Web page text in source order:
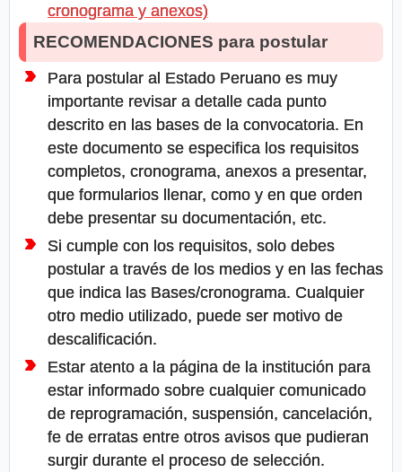
cronograma y anexos)
RECOMENDACIONES para postular
Para postular al Estado Peruano es muy
importante revisar a detalle cada punto
descrito en las bases de la convocatoria. En
este documento se especifica los requisitos
completos, cronograma, anexos a presentar,
que formularios llenar, como y en que orden
debe presentar su documentación, etc.
Si cumple con los requisitos, solo debes
postular a través de los medios y en las fechas
que indica las Bases/cronograma. Cualquier
otro medio utilizado, puede ser motivo de
descalificación.
Estar atento a la página de la institución para
estar informado sobre cualquier comunicado
de reprogramación, suspensión, cancelación,
fe de erratas entre otros avisos que pudieran
surgir durante el proceso de selección.